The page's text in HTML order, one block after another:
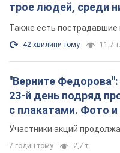
трое людей, среди
Также есть пострадавшие
42 хвилини тому 11,7 т.
"Верните
23-й день подряд
с плакатами. Фото и
Участники акций
7 годин тому 2,7 т.